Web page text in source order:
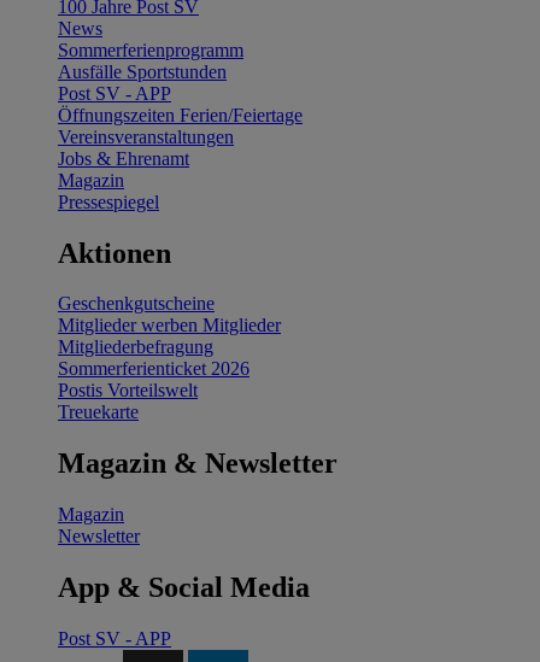
100 Jahre Post SV
News
Sommerferienprogramm
Ausfälle Sportstunden
Post SV - APP
Öffnungszeiten Ferien/Feiertage
Vereinsveranstaltungen
Jobs & Ehrenamt
Magazin
Pressespiegel
Aktionen
Geschenkgutscheine
Mitglieder werben Mitglieder
Mitgliederbefragung
Sommerferienticket 2026
Postis Vorteilswelt
Treuekarte
Magazin & Newsletter
Magazin
Newsletter
App & Social Media
Post SV - APP